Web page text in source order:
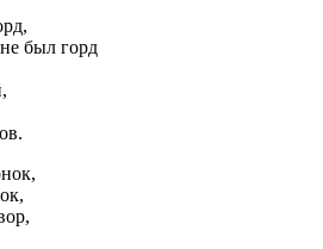
был горд